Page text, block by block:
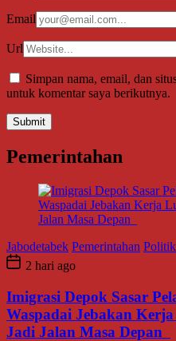
Email
Url
Simpan nama, email, dan
untuk komentar saya berikutnya.
Pemerintahan
Jabodetabek Pemerintahan
2 hari ago
Imigrasi Depok Sasar
Waspadai Jebakan
Jadi Jalan Masa Depan